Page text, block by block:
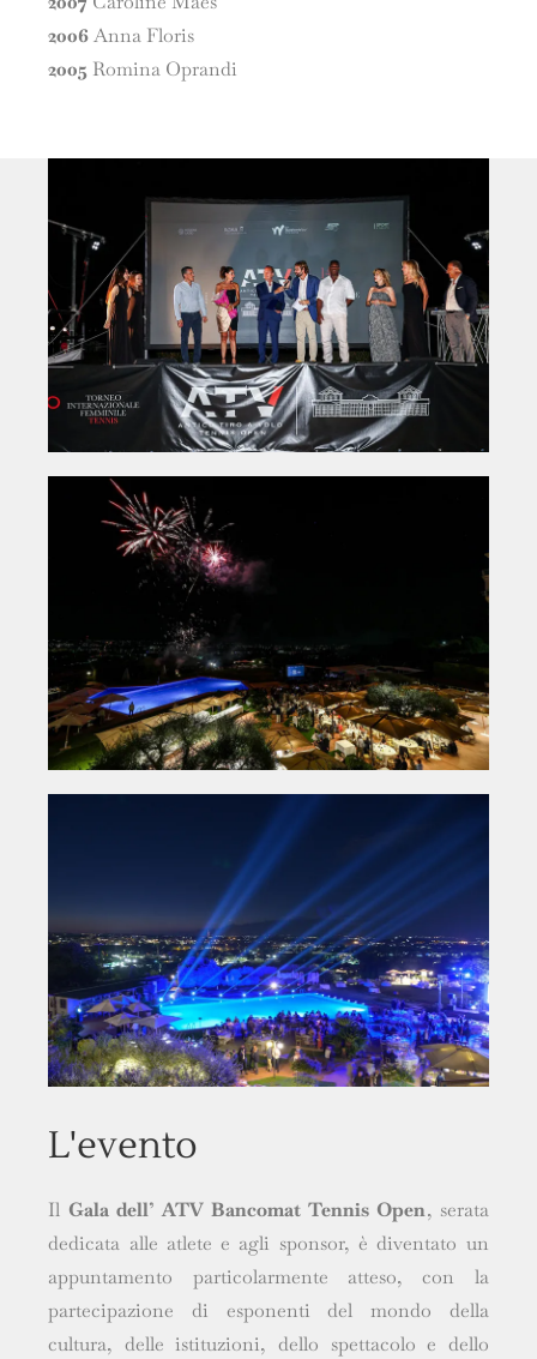
2006Anna Floris
2005 Romina Oprandi
L'evento
Il Gala dell’ ATV Bancomat Tennis Open, serata
dedicata alle atlete e agli sponsor, è diventato un
appuntamento particolarmente atteso, con la
partecipazione di esponenti del mondo della
cultura, delle istituzioni, dello spettacolo e dello